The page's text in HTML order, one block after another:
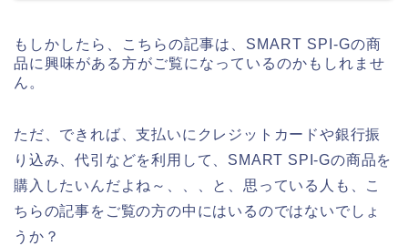
もしかしたら、こちらの記事は、SMART SPI-Gの商
品に興味がある方がご覧になっているのかもしれませ
ん。
ただ、できれば、支払いにクレジットカードや銀行振
り込み、代引などを利用して、SMART SPI-Gの商品を
購入したいんだよね～、、、と、思っている人も、こ
ちらの記事をご覧の方の中にはいるのではないでしょ
うか？